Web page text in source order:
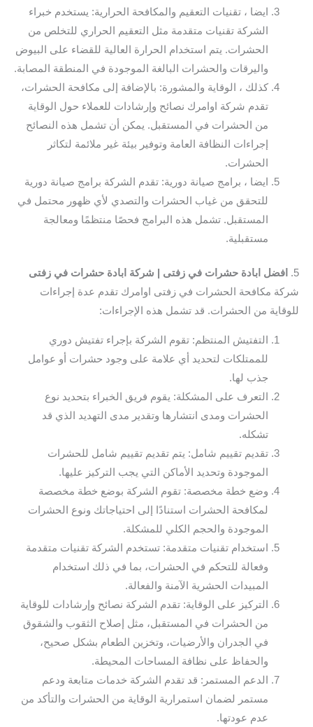
ايضا ، تقنيات التعقيم والمكافحة الحرارية: يستخدم خبراء
الشركة تقنيات متقدمة مثل التعقيم الحراري للتخلص من
الحشرات. يتم استخدام الحرارة العالية للقضاء على البيوض
واليرقات والحشرات البالغة الموجودة في المنطقة المصابة.
كذلك ، الوقاية والمشورة: بالإضافة إلى مكافحة الحشرات،
تقدم شركة اوامرك نصائح وإرشادات للعملاء حول الوقاية
من الحشرات في المستقبل. يمكن أن تشمل هذه النصائح
إجراءات النظافة العامة وتوفير بيئة غير ملائمة لتكاثر
الحشرات.
ايضا ، برامج صيانة دورية: تقدم الشركة برامج صيانة دورية
للتحقق من غياب الحشرات والتصدي لأي ظهور محتمل في
المستقبل. تشمل هذه البرامج فحصًا منتظمًا ومعالجة
مستقبلية.
5.
افضل ابادة حشرات في زفتى | شركة ابادة حشرات في زفتى
شركة مكافحة الحشرات في زفتى اوامرك تقدم عدة إجراءات
للوقاية من الحشرات. قد تشمل هذه الإجراءات:
التفتيش المنتظم: تقوم الشركة بإجراء تفتيش دوري
للممتلكات لتحديد أي علامة على وجود حشرات أو عوامل
جذب لها.
التعرف على المشكلة: يقوم فريق الخبراء بتحديد نوع
الحشرات ومدى انتشارها وتقدير مدى التهديد الذي قد
تشكله.
تقديم تقييم شامل: يتم تقديم تقييم شامل للحشرات
الموجودة وتحديد الأماكن التي يجب التركيز عليها.
وضع خطة مخصصة: تقوم الشركة بوضع خطة مخصصة
لمكافحة الحشرات استنادًا إلى احتياجاتك ونوع الحشرات
الموجودة والحجم الكلي للمشكلة.
استخدام تقنيات متقدمة: تستخدم الشركة تقنيات متقدمة
وفعالة للتحكم في الحشرات، بما في ذلك استخدام
المبيدات الحشرية الآمنة والفعالة.
التركيز على الوقاية: تقدم الشركة نصائح وإرشادات للوقاية
من الحشرات في المستقبل، مثل إصلاح الثقوب والشقوق
في الجدران والأرضيات، وتخزين الطعام بشكل صحيح،
والحفاظ على نظافة المساحات المحيطة.
الدعم المستمر: قد تقدم الشركة خدمات متابعة ودعم
مستمر لضمان استمرارية الوقاية من الحشرات والتأكد من
عدم عودتها.